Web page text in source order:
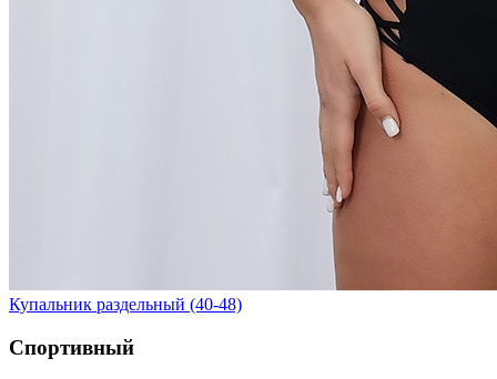
Купальник раздельный (40-48)
Спортивный